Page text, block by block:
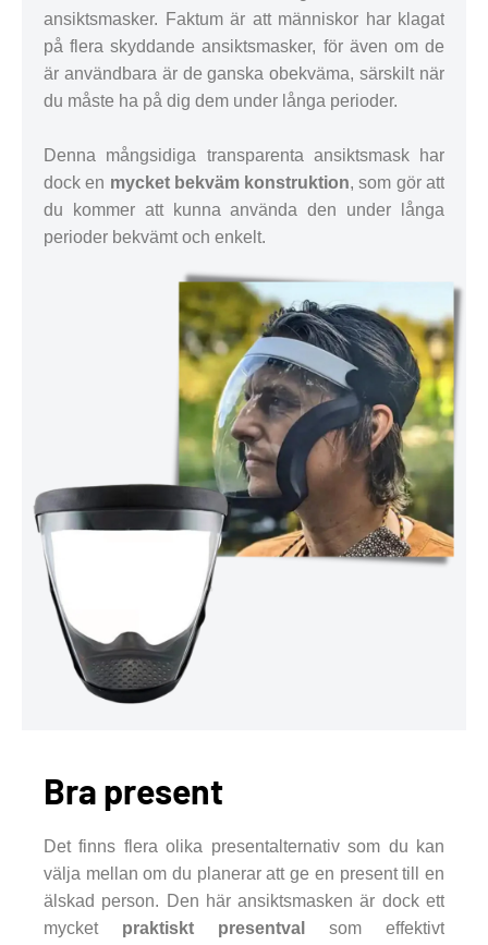
ansiktsmasker. Faktum är att människor har klagat
på flera skyddande ansiktsmasker, för även om de
är användbara är de ganska obekväma, särskilt när
du måste ha på dig dem under långa perioder.
Denna mångsidiga transparenta ansiktsmask har
dock en mycket bekväm konstruktion, som gör att
du kommer att kunna använda den under långa
perioder bekvämt och enkelt.
Bra present
Det finns flera olika presentalternativ som du kan
välja mellan om du planerar att ge en present till en
älskad person. Den här ansiktsmasken är dock ett
mycket praktiskt presentval
som effektivt